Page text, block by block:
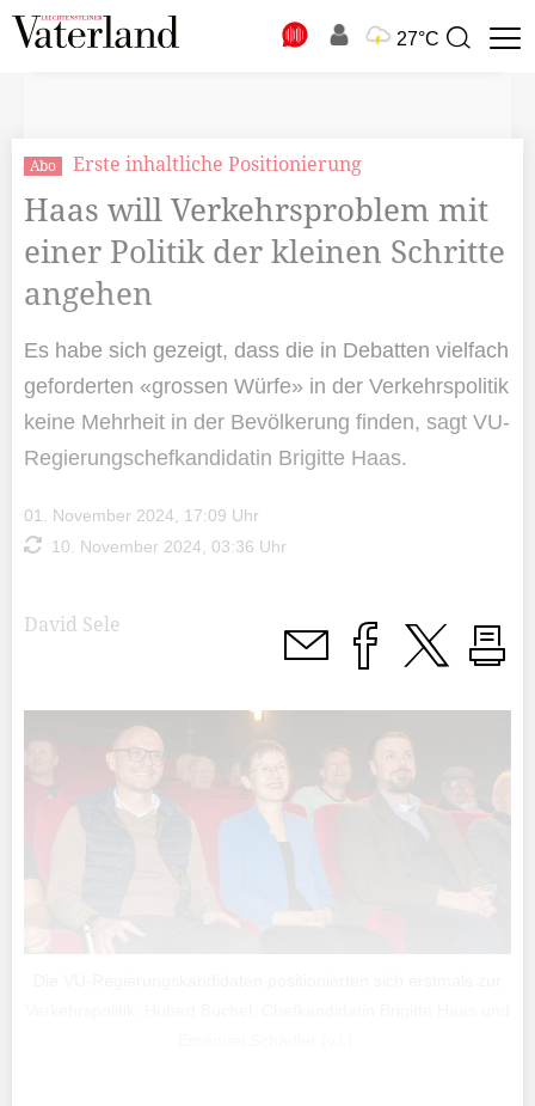
27°C
Suchbegriff
Abo Erste inhaltliche Positionierung
Haas will Verkehrsproblem mit
einer Politik der kleinen Schritte
angehen
Es habe sich gezeigt, dass die in Debatten vielfach
geforderten «grossen Würfe» in der Verkehrspolitik
keine Mehrheit in der Bevölkerung finden, sagt VU-
Regierungschefkandidatin Brigitte Haas.
01. November 2024, 17:09 Uhr
10. November 2024, 03:36 Uhr
David Sele